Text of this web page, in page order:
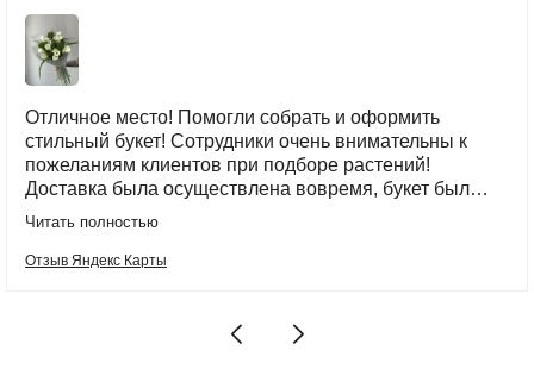
Отличное место! Помогли собрать и оформить
стильный букет! Сотрудники очень внимательны к
пожеланиям клиентов при подборе растений!
Доставка была осуществлена вовремя, букет был
красиво упакован в транспортировочную сумку.
Читать полностью
Отзыв Яндекс Карты